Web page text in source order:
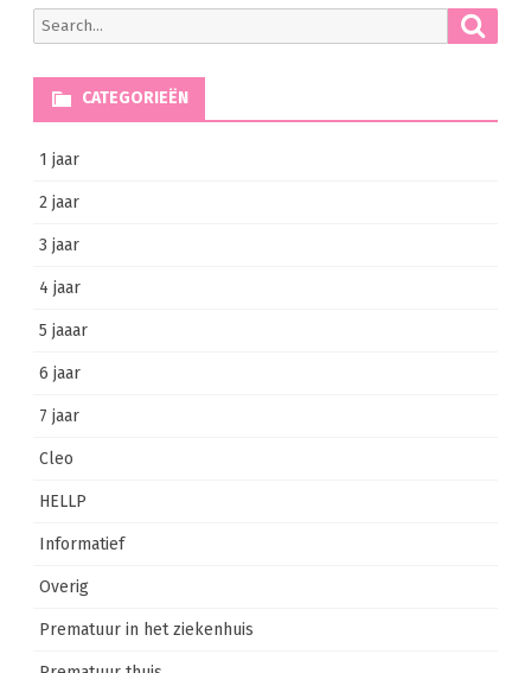
Search
for:
CATEGORIEËN
1 jaar
2 jaar
3 jaar
4 jaar
5 jaaar
6 jaar
7 jaar
Cleo
HELLP
Informatief
Overig
Prematuur in het ziekenhuis